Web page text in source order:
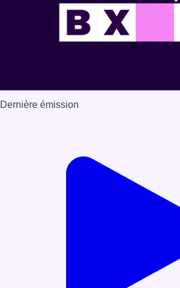
Dernière émission